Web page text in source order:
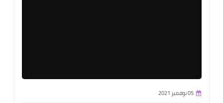
05 نوفمبر 2021